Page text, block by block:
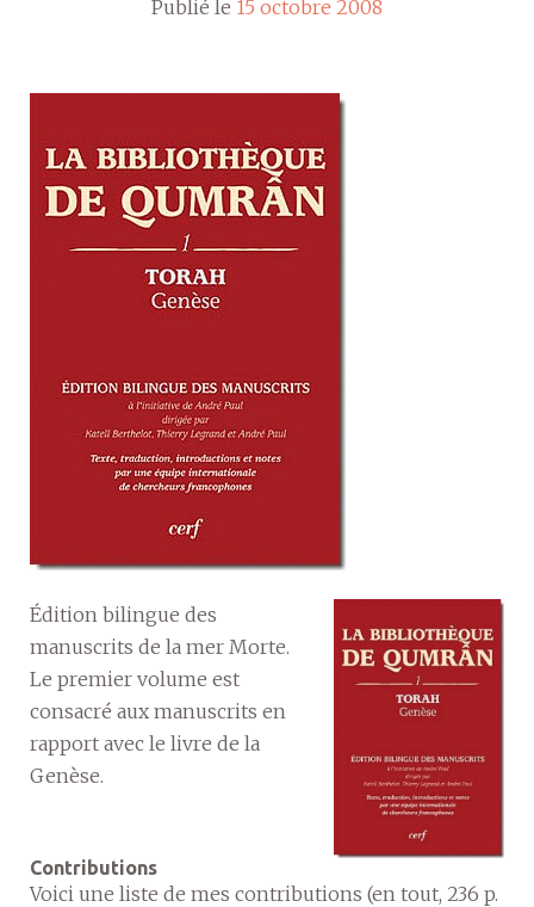
Publié le 15 octobre 2008
Édition bilingue des
manuscrits de la mer Morte.
Le premier volume est
consacré aux manuscrits en
rapport avec le livre de la
Genèse.
Contributions
Voici une liste de mes contributions (en tout, 236 p.